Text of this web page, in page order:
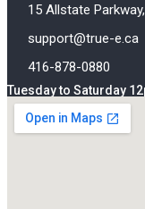
15 Allstate
support@true-e.ca
416-878-0880
Tuesday to Saturday